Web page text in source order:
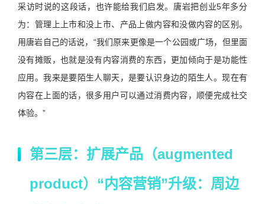
采访时说的这段话，也许能给我们启发。唐岩把创业5年多分
为：管理上上市和没上市、产品上做内容和没做内容的区别。
用唐岩自己的话说，“我们原来更像是一个公园或广场，但里面
没有摊贩，也就是没有内容消费的东西，更加倾向于是功能性
应用。我来是要陌生人聊天，是要认识身边的陌生人。现在有
内容在上面的话，很多用户可以通过消费内容，顺便完成社交
体验。”
第三层：扩展产品（augmented
product）“内容营销”升级：周边